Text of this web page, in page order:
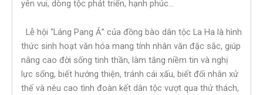
yên vui, dòng tộc phát triển, hạnh phúc…
Lễ hội “Láng Pang Ả” của đồng bào dân tộc La Ha là hình
thức sinh hoạt văn hóa mang tính nhân văn đặc sắc, giúp
nâng cao đời sống tinh thần, làm tăng niềm tin và nghị
lực sống, biết hướng thiện, tránh cái xấu, biết đối nhân xử
thế và nêu cao tình đoàn kết dân tộc vượt qua thử thách,